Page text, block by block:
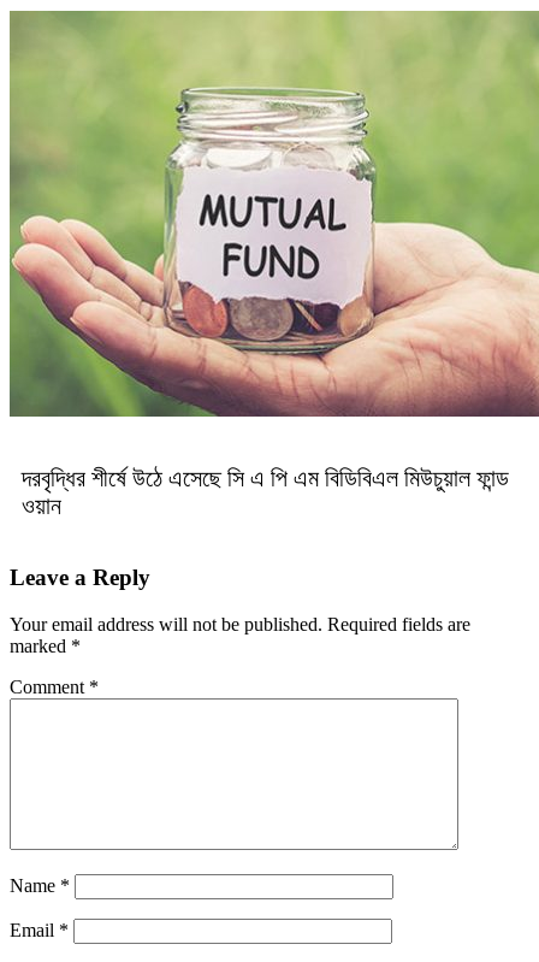
দরবৃদ্ধির শীর্ষে উঠে এসেছে সি এ পি এম বিডিবিএল মিউচুয়াল ফান্ড
ওয়ান
Leave a Reply
Your email address will not be published. Required fields are
marked *
Comment *
Name *
Email *